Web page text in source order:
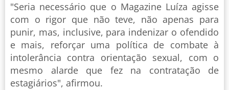
"Seria necessário que o Magazine Luíza agisse
com o rigor que não teve, não apenas para
punir, mas, inclusive, para indenizar o ofendido
e mais, reforçar uma política de combate à
intolerância contra orientação sexual, com o
mesmo alarde que fez na contratação de
estagiários", afirmou.